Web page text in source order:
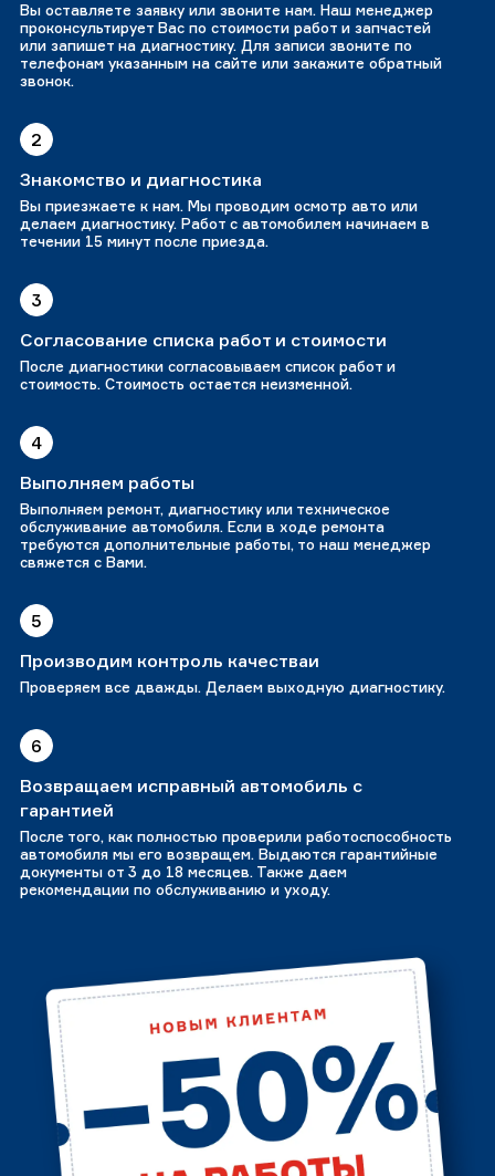
Вы оставляете заявку или звоните нам. Наш менеджер
проконсультирует Вас по стоимости работ и запчастей
или запишет на диагностику. Для записи звоните по
телефонам указанным на сайте или закажите обратный
звонок.
2
Знакомство и диагностика
Вы приезжаете к нам. Мы проводим осмотр авто или
делаем диагностику. Работ с автомобилем начинаем в
течении 15 минут после приезда.
3
Согласование списка работ и стоимости
После диагностики согласовываем список работ и
стоимость. Стоимость остается неизменной.
4
Выполняем работы
Выполняем ремонт, диагностику или техническое
обслуживание автомобиля. Если в ходе ремонта
требуются дополнительные работы, то наш менеджер
свяжется с Вами.
5
Производим контроль качестваи
Проверяем все дважды. Делаем выходную диагностику.
6
Возвращаем исправный автомобиль с
гарантией
После того, как полностью проверили работоспособность
автомобиля мы его возвращем. Выдаются гарантийные
документы от 3 до 18 месяцев. Также даем
рекомендации по обслуживанию и уходу.